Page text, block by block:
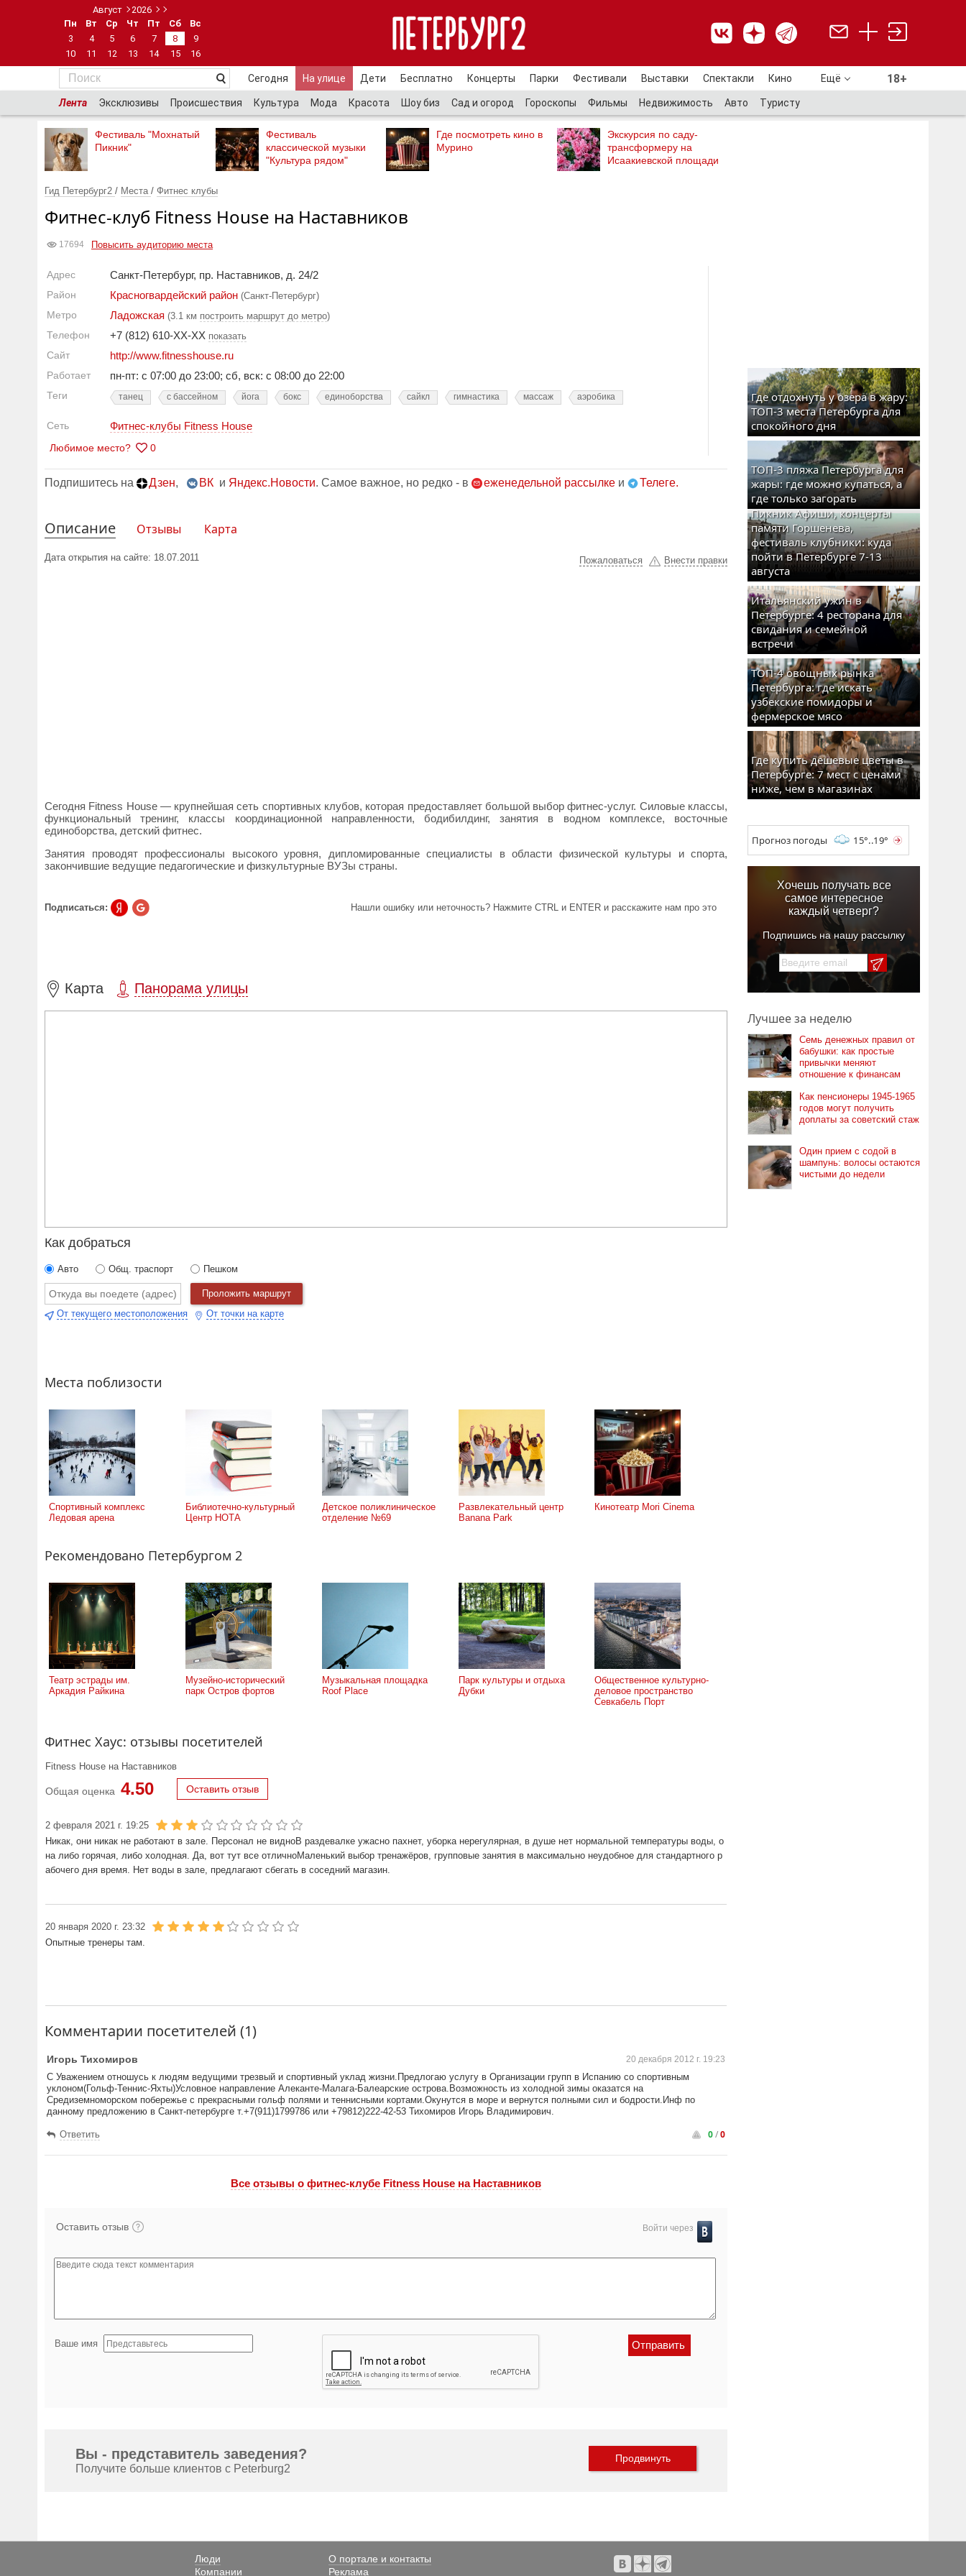
Август
2026
Пн
Вт Ср Чт Пт Сб
Вс
3
4 5 6 7 8
9
10
11 12 13 14 15 16
Сегодня На улице Дети Бесплатно Концерты Парки Фестивали Выставки Спектакли Кино Ещё 18+
Лента Эксклюзивы Происшествия Культура Мода Красота Шоу биз Сад и огород Гороскопы Фильмы Недвижимость Авто Туристу
Фестиваль "Мохнатый
Пикник"
Фестиваль
классической музыки
"Культура рядом"
Где посмотреть кино в
Мурино
Экскурсия по саду-
трансформеру на
Исаакиевской площади
Гид Петербург2 / Места / Фитнес клубы
Фитнес-клуб Fitness House на Наставников
17694 Повысить аудиторию места
Адрес Санкт-Петербург, пр. Наставников, д. 24/2
Район Красногвардейский район (Санкт-Петербург)
Метро Ладожская (3.1 км построить маршрут до метро)
Телефон +7 (812) 610-XX-XX показать
Сайт http://www.fitnesshouse.ru
Работает пн-пт: с 07:00 до 23:00; сб, вск: с 08:00 до 22:00
Теги танец с бассейном йога бокс единоборства сайкл гимнастика массаж аэробика
Сеть Фитнес-клубы Fitness House
Любимое место? 0
Подпишитесь на Дзен, ВК и Яндекс.Новости. Самое важное, но редко - в еженедельной рассылке и Телеге.
Описание Отзывы Карта
Дата открытия на сайте: 18.07.2011 Пожаловаться Внести правки
Сегодня Fitness House — крупнейшая сеть спортивных клубов, которая предоставляет большой выбор фитнес-услуг. Силовые классы,
функциональный тренинг, классы координационной направленности, бодибилдинг, занятия в водном комплексе, восточные
единоборства, детский фитнес.
Занятия проводят профессионалы высокого уровня, дипломированные специалисты в области физической культуры и спорта,
закончившие ведущие педагогические и физкультурные ВУЗы страны.
Подписаться: Нашли ошибку или неточность? Нажмите CTRL и ENTER и расскажите нам про это
Карта Панорама улицы
Как добраться
Авто Общ. траспорт Пешком
Проложить маршрут
От текущего местоположения
От точки на карте
Места поблизости
Спортивный комплекс
Ледовая арена
Библиотечно-культурный
Центр НОТА
Детское поликлиническое
отделение №69
Развлекательный центр
Banana Park
Кинотеатр Mori Cinema
Рекомендовано Петербургом 2
Театр эстрады им.
Аркадия Райкина
Музейно-исторический
парк Остров фортов
Музыкальная площадка
Roof Place
Парк культуры и отдыха
Дубки
Общественное культурно-
деловое пространство
Севкабель Порт
Фитнес Хаус: отзывы посетителей
Fitness House на Наставников
Общая оценка 4.50 Оставить отзыв
2 февраля 2021 г. 19:25
Никак, они никак не работают в зале. Персонал не видноВ раздевалке ужасно пахнет, уборка нерегулярная, в душе нет нормальной температуры воды, о
на либо горячая, либо холодная. Да, вот тут все отличноМаленький выбор тренажёров, групповые занятия в максимально неудобное для стандартного р
абочего дня время. Нет воды в зале, предлагают сбегать в соседний магазин.
20 января 2020 г. 23:32
Опытные тренеры там.
Комментарии посетителей (1)
Игорь Тихомиров 20 декабря 2012 г. 19:23
С Уважением отношусь к людям ведущими трезвый и спортивный уклад жизни.Предлогаю услугу в Организации групп в Испанию со спортивным
уклоном(Гольф-Теннис-Яхты)Условное направление Алеканте-Малага-Балеарские острова.Возможность из холодной зимы оказатся на
Средиземноморском побережье с прекрасными гольф полями и теннисными кортами.Окунутся в море и вернутся полными сил и бодрости.Инф по
данному предложению в Санкт-петербурге т.+7(911)1799786 или +79812)222-42-53 Тихомиров Игорь Владимирович.
Ответить 0/0
Все отзывы o фитнес-клубе Fitness House на Наставников
Оставить отзыв Войти через
Ваше имя
Вы - представитель заведения?
Получите больше клиентов с Peterburg2
Продвинуть
Где отдохнуть у озера в жару:
ТОП-3 места Петербурга для
спокойного дня
ТОП-3 пляжа Петербурга для
жары: где можно купаться, а
где только загорать
Пикник Афиши, концерты
памяти Горшенева,
фестиваль клубники: куда
пойти в Петербурге 7-13
августа
Итальянский ужин в
Петербурге: 4 ресторана для
свидания и семейной
встречи
ТОП-4 овощных рынка
Петербурга: где искать
узбекские помидоры и
фермерское мясо
Где купить дешевые цветы в
Петербурге: 7 мест с ценами
ниже, чем в магазинах
Прогноз погоды 15°..19°
Хочешь получать все
самое интересное
каждый четверг?
Подпишись на нашу рассылку
Лучшее за неделю
Семь денежных правил от
бабушки: как простые
привычки меняют
отношение к финансам
Как пенсионеры 1945-1965
годов могут получить
доплаты за советский стаж
Один прием с содой в
шампунь: волосы остаются
чистыми до недели
Люди
О портале и контакты
Компании
Реклама